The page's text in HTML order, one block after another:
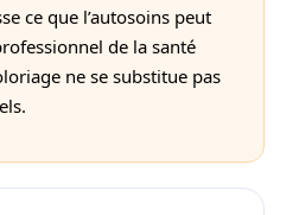
ce que l’autosoins peut
de la santé
ne se substitue pas